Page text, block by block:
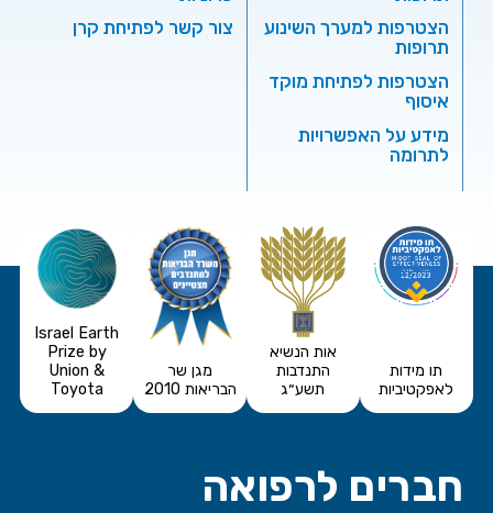
הצטרפות למערך השינוע
תרופות
הצטרפות לפתיחת מוקד
איסוף
מידע על האפשרויות
לתרומה
צור קשר לפתיחת קרן
חברים לרפואה
תו מידות
לאפקטיביות
אות הנשיא
התנדבות
תשע״ג
מגן שר
הבריאות 2010
Israel Earth
Prize by
Union &
Toyota